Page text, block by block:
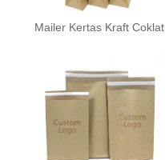
Mailer Kertas Kraft Coklat